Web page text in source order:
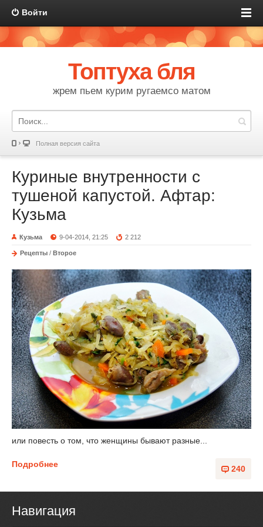
Войти
Топтуха бля
жрем пьем курим ругаемсо матом
Полная версия сайта
Куриные внутренности с
тушеной капустой. Афтар:
Кузьма
Кузьма 9-04-2014, 21:25 2 212
Рецепты / Второе
или повесть о том, что женщины бывают разные...
240
Подробнее
Навигация